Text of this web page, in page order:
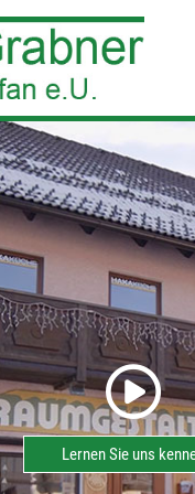
Lernen Sie uns